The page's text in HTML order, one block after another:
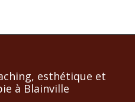
esthétique et
à Blainville